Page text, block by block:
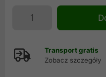
Transport gratis
Zobacz szczegóły